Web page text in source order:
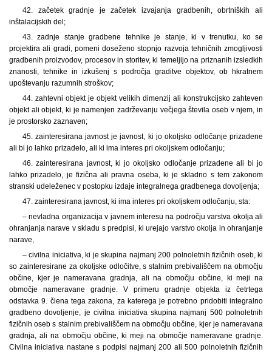
42. začetek gradnje je začetek izvajanja gradbenih, obrtniških ali
inštalacijskih del;
43. zadnje stanje gradbene tehnike je stanje, ki v trenutku, ko se
projektira ali gradi, pomeni doseženo stopnjo razvoja tehničnih zmogljivosti
gradbenih proizvodov, procesov in storitev, ki temeljijo na priznanih izsledkih
znanosti, tehnike in izkušenj s področja graditve objektov, ob hkratnem
upoštevanju razumnih stroškov;
44. zahtevni objekt je objekt velikih dimenzij ali konstrukcijsko zahteven
objekt ali objekt, ki je namenjen zadrževanju večjega števila oseb v njem, in
je prostorsko zaznaven;
45. zainteresirana javnost je javnost, ki jo okoljsko odločanje prizadene
ali bi jo lahko prizadelo, ali ki ima interes pri okoljskem odločanju;
46. zainteresirana javnost, ki jo okoljsko odločanje prizadene ali bi jo
lahko prizadelo, je fizična ali pravna oseba, ki je skladno s tem zakonom
stranski udeleženec v postopku izdaje integralnega gradbenega dovoljenja;
47. zainteresirana javnost, ki ima interes pri okoljskem odločanju, sta:
– nevladna organizacija v javnem interesu na področju varstva okolja ali
ohranjanja narave v skladu s predpisi, ki urejajo varstvo okolja in ohranjanje
narave,
– civilna iniciativa, ki je skupina najmanj 200 polnoletnih fizičnih oseb, ki
so zainteresirane za okoljske odločitve, s stalnim prebivališčem na območju
občine, kjer je nameravana gradnja, ali na območju občine, ki meji na
območje nameravane gradnje. V primeru gradnje objekta iz četrtega
odstavka 9. člena tega zakona, za katerega je potrebno pridobiti integralno
gradbeno dovoljenje, je civilna iniciativa skupina najmanj 500 polnoletnih
fizičnih oseb s stalnim prebivališčem na območju občine, kjer je nameravana
gradnja, ali na območju občine, ki meji na območje nameravane gradnje.
Civilna iniciativa nastane s podpisi najmanj 200 ali 500 polnoletnih fizičnih